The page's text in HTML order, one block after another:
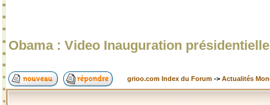
Obama : Video Inauguration
grioo.com Index du Forum -> Actualités